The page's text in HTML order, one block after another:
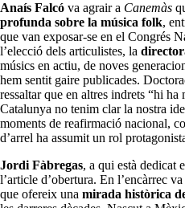
Anaís Falcó va agrair a Canemàs
profunda sobre la música folk,
que van exposar-se en el Congrés
l’elecció dels articulistes, la
músics en actiu, de noves
hem sentit gaire publicades.
ressaltar que en altres indrets “hi ha
Catalunya no tenim clar la nostra
moments de reafirmació nacional,
d’arrel ha assumit un rol
Jordi Fàbregas, a qui està dedicat
l’article d’obertura. En l’encàrrec
que ofereix una mirada històrica